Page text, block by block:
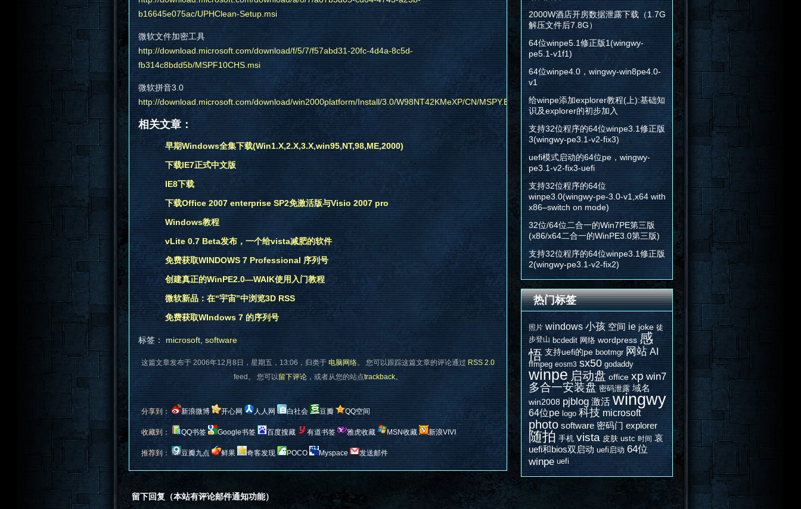
b16645e075ac/UPHClean-Setup.msi
微软文件加密工具
http://download.microsoft.com/download/f/5/7/f57abd31-20fc-4d4a-8c5d-
fb314c8bdd5b/MSPF10CHS.msi
微软拼音3.0
http://download.microsoft.com/download/win2000platform/Install/3.0/W98NT42KMeXP/CN/MSPY.EXE
相关文章：
早期Windows全集下载(Win1.X,2.X,3.X,win95,NT,98,ME,2000)
下载IE7正式中文版
IE8下载
下载Office 2007 enterprise SP2免激活版与Visio 2007 pro
Windows教程
vLite 0.7 Beta发布，一个给vista减肥的软件
免费获取WINDOWS 7 Professional 序列号
创建真正的WinPE2.0—WAIK使用入门教程
微软新品：在“宇宙”中浏览3D RSS
免费获取WIndows 7 的序列号
标签： microsoft, software
这篇文章发布于 2006年12月8日，星期五，13:06，归类于 电脑网络。 您可以跟踪这篇文章的评论通过 RSS 2.0
feed。 您可以留下评论，或者从您的站点trackback。
分享到： 新浪微博 开心网 人人网 白社会 豆瓣 QQ空间
收藏到： QQ书签 Google书签 百度搜藏 有道书签 雅虎收藏 MSN收藏 新浪VIVI
推荐到： 豆瓣九点 鲜果 奇客发现 POCO Myspace 发送邮件
留下回复（本站有评论邮件通知功能）
2000W酒店开房数据泄露下载（1.7G
解压文件后7.8G）
64位winpe5.1修正版1(wingwy-
pe5.1-v1f1)
64位winpe4.0，wingwy-win8pe4.0-
v1
给winpe添加explorer教程(上):基础知
识及explorer的初步加入
支持32位程序的64位winpe3.1修正版
3(wingwy-pe3.1-v2-fix3)
uefi模式启动的64位pe，wingwy-
pe3.1-v2-fix3-uefi
支持32位程序的64位
winpe3.0(wingwy-pe-3.0-v1,x64 with
x86–switch on mode)
32位/64位二合一的Win7PE第三版
(x86/x64二合一的WinPE3.0第三版)
支持32位程序的64位winpe3.1修正版
2(wingwy-pe3.1-v2-fix2)
热门标签
照片 windows 小孩 空间 ie joke 徒
步登山 bcdedit 网络 wordpress 感
悟 支持uefi的pe bootmgr 网站 AI
ffmpeg eosm3 sx50 godaddy
winpe 启动盘 office xp win7
多合一安装盘 密码泄露 域名
win2008 pjblog 激活 wingwy
64位pe logo 科技 microsoft
photo software 密码门 explorer
随拍 手机 vista 皮肤 ustc 时间 哀
uefi和bios双启动 uefi启动 64位
winpe uefi